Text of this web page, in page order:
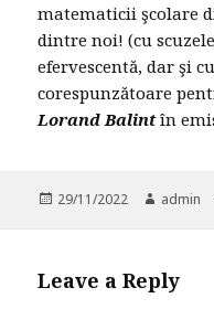
matematicii şcolare
dintre noi! (cu
efervescentă, dar şi
corespunzătoare
Lorand Balintîn
Posted
29/11/2022 Author
admin
Leave a Reply